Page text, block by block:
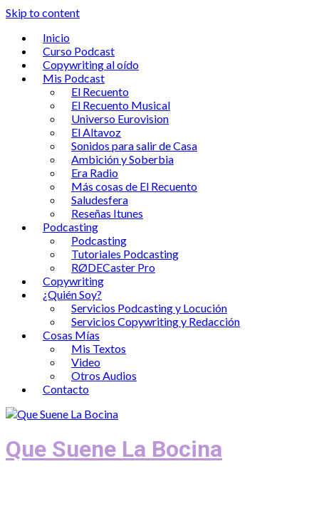
Skip to content
Inicio
Curso Podcast
Copywriting al oído
Mis Podcast
El Recuento
El Recuento Musical
Universo Eurovision
El Altavoz
Sonidos para salir de Casa
Ambición y Soberbia
Era Radio
Más cosas de El Recuento
Saludesfera
Reseñas Itunes
Podcasting
Podcasting
Tutoriales Podcasting
RØDECaster Pro
Copywriting
¿Quién Soy?
Servicios Podcasting y Locución
Servicios Copywriting y Redacción
Cosas Mías
Mis Textos
Video
Otros Audios
Contacto
Que Suene La Bocina